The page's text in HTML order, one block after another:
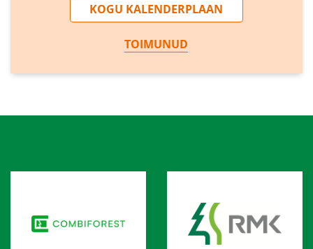
KOGU KALENDERPLAAN
TOIMUNUD